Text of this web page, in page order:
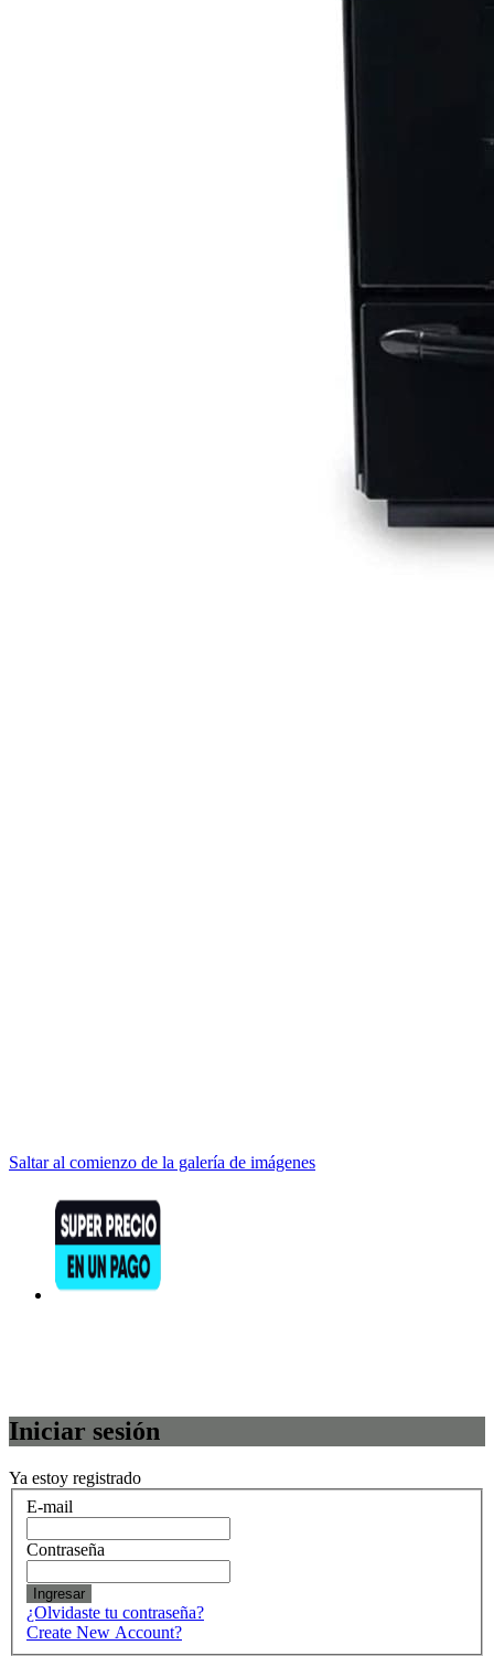
Saltar al comienzo de la galería de imágenes
Iniciar sesión
Ya estoy registrado
E-mail
Contraseña
Ingresar
¿Olvidaste tu contraseña?
Create New Account?